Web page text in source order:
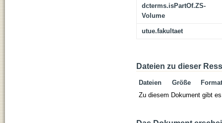
dcterms.isPartOf.ZS-
Volume
utue.fakultaet
Dateien zu dieser
Dateien Größe
Format
Zu diesem Dokument gibt